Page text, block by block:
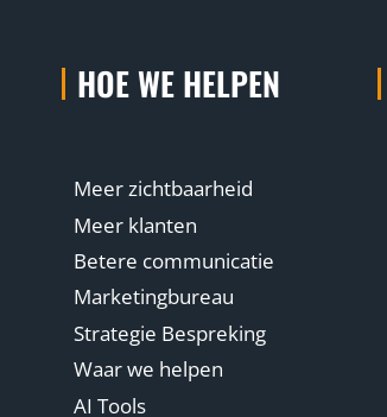
HOE WE HELPEN
Meer zichtbaarheid
Meer klanten
Betere communicatie
Marketingbureau
Strategie Bespreking
Waar we helpen
AI Tools